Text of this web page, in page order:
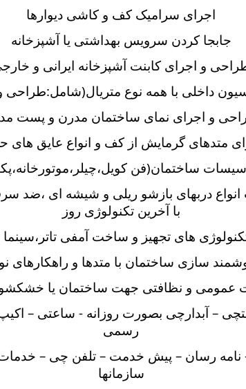
اجرای سرامیک کف و کاشی دیوارها
جابجا کردن سرویس بهداشتی یا آشپزخانه
و اجرای کابنت آشپزخانه ایرانی و
داخلی با همه نوع متریال(شامل:طراحی
و اجرای نمای ساختمان مدرن و پست
متدهای گرمایش از کف و انواع عایق های
ساختمان(فن
دربهای بازشو ریلی و شیشه ای ،ضد
با آخرین تکنولوژی روز
های تجهیز و ساخت آمفی تاتر،سینما
سازی ساختمان با متدها و راهکارهای
عمومی و نظافتی جهت ساختمان یا
– آبدارچی بصورت روزانه - ساعتی –
رسمی
– نامه رسان – پیش خدمت – تلفن چی –
سازمانها